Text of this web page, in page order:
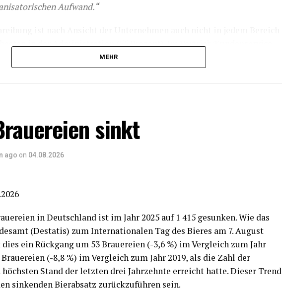
Aufwand.“
einen möglichen Einsatz dieses Instruments. In der Logistik (11
Produktion (8 Prozent) ist die Teilkrankschreibung nach Ansicht der
geeignet.
erwartet keine wesentlichen positiven Effekte dieses
ein Drittel der Unternehmen hofft bei solchen Krankschreibungen
beziehungsweise auf eine schnellere Rückkehr erkrankter
Einschränkungen länger arbeiten; 12 Prozent halten
eine flexiblere Personalplanung für möglich.
Regelung der Teilkrankschreibung sieht vor, dass bei länger
Beschäftigte ihre Arbeitszeit entsprechend reduzieren.
MEHR
sinkt
ago on 04.08.2026
in Deutschland ist im Jahr 2025 auf 1 415 gesunken. Wie das
(Destatis) zum Internationalen Tag des Bieres am 7. August
ein Rückgang um 53 Brauereien (-3,6 %) im Vergleich zum Jahr
Brauereien (-8,8 %) im Vergleich zum Jahr 2019, als die Zahl der
Stand der letzten drei Jahrzehnte erreicht hatte. Dieser Trend
sinkenden Bierabsatz zurückzuführen sein.